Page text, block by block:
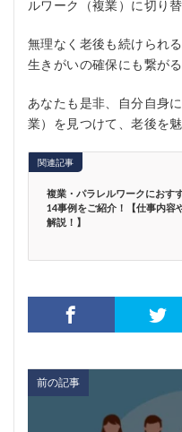
ルワーク（複業）に切り
無理なく老後も続けられ
生きがいの確保にも繋がる
あなたも是非、自分自身
業）を見つけて、老後を
関連記事
複業・パラレルワークにおす
14事例をご紹介！【仕事内容
解説！】
前の記事